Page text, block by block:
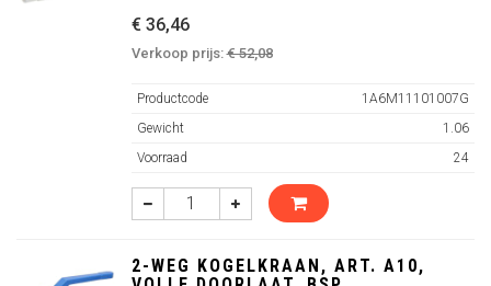
€ 36,46
Verkoop prijs:€ 52,08
Productcode
1A6M11101007G
Gewicht
1.06
Voorraad
24
2-WEG KOGELKRAAN, ART. A10,